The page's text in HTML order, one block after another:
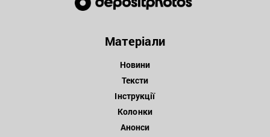
Матеріали
Новини
Тексти
Інструкції
Колонки
Анонси